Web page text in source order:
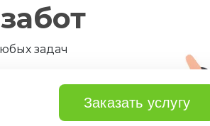
задач
Заказать услугу